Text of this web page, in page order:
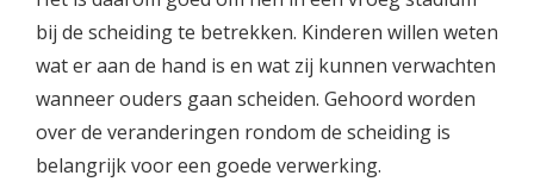
bij de scheiding te betrekken. Kinderen willen weten
wat er aan de hand is en wat zij kunnen verwachten
wanneer ouders gaan scheiden. Gehoord worden
over de veranderingen rondom de scheiding is
belangrijk voor een goede verwerking.